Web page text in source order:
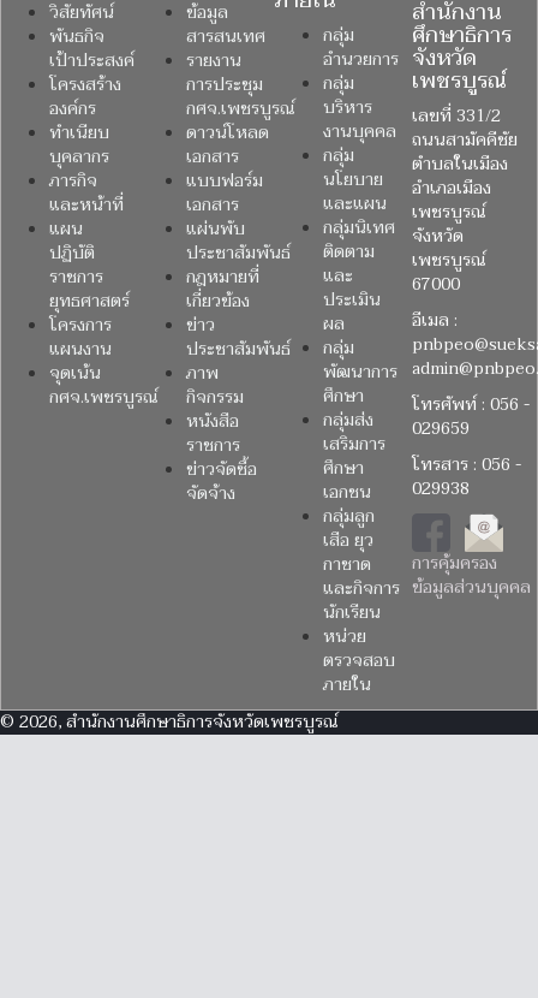
วิสัยทัศน์
พันธกิจ
เป้าประสงค์
โครงสร้าง
องค์กร
ทำเนียบ
บุคลากร
ภารกิจ
และหน้าที่
แผน
ปฏิบัติ
ราชการ
ยุทธศาสตร์
โครงการ
แผนงาน
จุดเน้น
กศจ.เพชรบูรณ์
ข้อมูล
สารสนเทศ
รายงาน
การประชุม
กศจ.เพชรบูรณ์
ดาวน์โหลด
เอกสาร
แบบฟอร์ม
เอกสาร
แผ่นพับ
ประชาสัมพันธ์
กฎหมายที่
เกี่ยวข้อง
ข่าว
ประชาสัมพันธ์
ภาพ
กิจกรรม
หนังสือ
ราชการ
ข่าวจัดซื้อ
จัดจ้าง
กลุ่ม
อำนวยการ
กลุ่ม
บริหาร
งานบุคคล
กลุ่ม
นโยบาย
และแผน
กลุ่มนิเทศ
ติดตาม
และ
ประเมิน
ผล
กลุ่ม
พัฒนาการ
ศึกษา
กลุ่มส่ง
เสริมการ
ศึกษา
เอกชน
กลุ่มลูก
เสือ ยุว
กาชาด
และกิจการ
นักเรียน
หน่วย
ตรวจสอบ
ภายใน
สำนักงาน
ศึกษาธิการ
จังหวัด
เพชรบูรณ์
เลขที่ 331/2
ถนนสามัคคีชัย
ตำบลในเมือง
อำเภอเมือง
เพชรบูรณ์
จังหวัด
เพชรบูรณ์
67000
อีเมล :
โทรศัพท์ : 056 -
029659
โทรสาร : 056 -
029938
การคุ้มครอง
ข้อมูลส่วนบุคคล
© 2026, สำนักงานศึกษาธิการจังหวัดเพชรบูรณ์